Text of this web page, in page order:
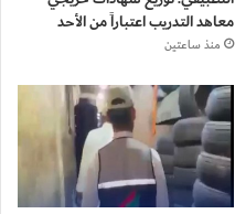
معاهد التدريب اعتباراً من الأحد
منذ ساعتين